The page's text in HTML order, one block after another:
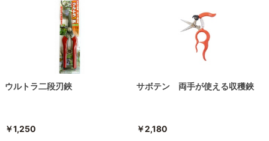
ウルトラ二段刃鋏
￥1,250
サボテン 両手が使える収穫鋏
￥2,180